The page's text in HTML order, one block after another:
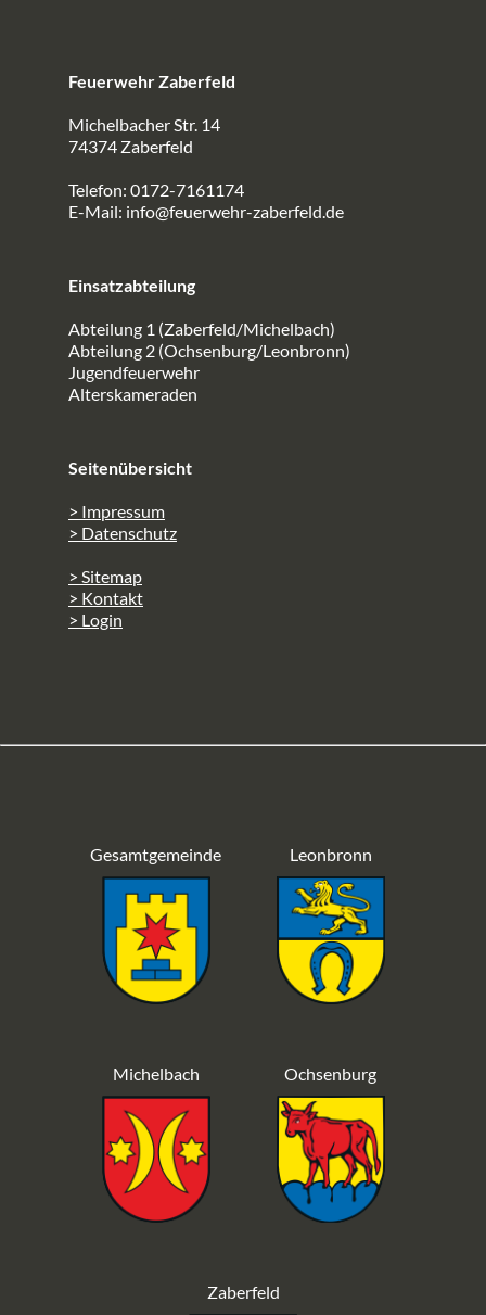
Feuerwehr Zaberfeld
Michelbacher Str. 14
74374 Zaberfeld
Telefon: 0172-7161174
E-Mail: info@feuerwehr-zaberfeld.de
Einsatzabteilung
Abteilung 1 (Zaberfeld/Michelbach)
Abteilung 2 (Ochsenburg/Leonbronn)
Jugendfeuerwehr
Alterskameraden
Seitenübersicht
> Impressum
> Datenschutz
> Sitemap
> Kontakt
> Login
Gesamtgemeinde Leonbronn
Michelbach Ochsenburg
Zaberfeld